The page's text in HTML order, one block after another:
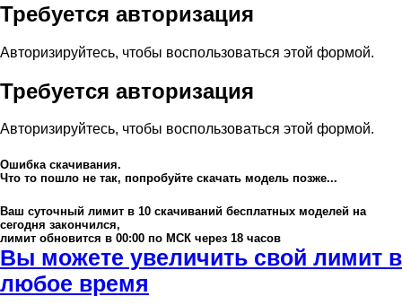
Требуется авторизация
Авторизируйтесь, чтобы воспользоваться этой формой.
Требуется авторизация
Авторизируйтесь, чтобы воспользоваться этой формой.
Ошибка скачивания.
Что то пошло не так, попробуйте скачать модель позже...
Ваш суточный лимит в 10 скачиваний бесплатных моделей на
сегодня закончился,
лимит обновится в 00:00 по МСК через 18 часов
Вы можете увеличить свой лимит в
любое время